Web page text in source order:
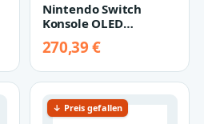
Nintendo Switch
Konsole OLED
[Pokémon Karmesin
Purpur Edition] rot
270,39 €
↓ Preis gefallen